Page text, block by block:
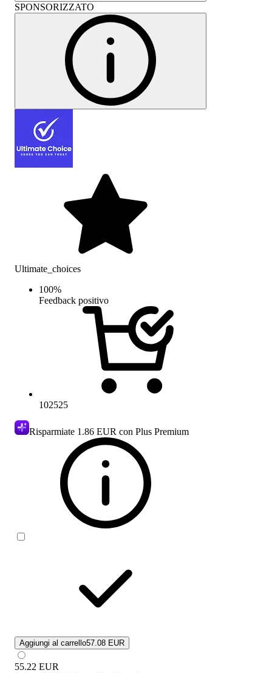
SPONSORIZZATO
Ultimate_choices
100%
Feedback positivo
102525
Risparmiate 1.86 EUR con Plus Premium
Aggiungi al carrello57.08 EUR
55.22 EUR